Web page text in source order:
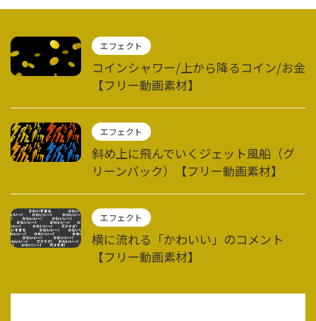
エフェクト
コインシャワー/上から降るコイン/お金
【フリー動画素材】
エフェクト
斜め上に飛んでいくジェット風船（グ
リーンバック）【フリー動画素材】
エフェクト
横に流れる「かわいい」のコメント
【フリー動画素材】